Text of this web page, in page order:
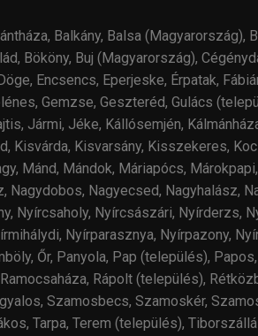
Balkány, Balsa
Bököny, Buj (Magyarország),
Encsencs, Eperjeske, Érpatak,
Gemzse, Geszteréd, Gulács
Jármi, Jéke, Kállósemjén,
Kisvárda, Kisvarsány, Kisszekeres,
Mánd, Mándok, Máriapócs,
Nagyecsed, Nagyhalász,
Nyírcsaholy, Nyírcsászári, Nyírderzs,
Nyírparasznya, Nyírpazony,
Őr, Panyola, Pap (település),
Rápolt (település),
Szamosbecs, Szamoskér,
Tarpa, Terem (település),